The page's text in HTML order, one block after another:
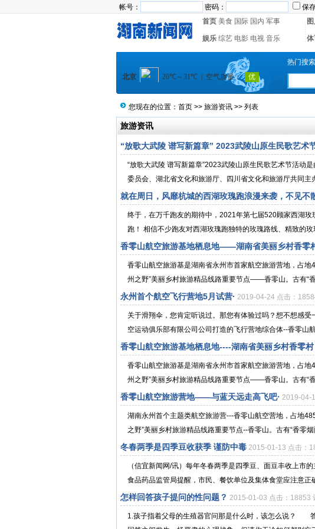
帐号： 密码： 保
首页 美食 国际 国内 军事
娱乐 综艺 电影 电视 音乐
热门搜索
您现在的位置： 首页 >> 旅游资讯 >> 列表
旅游资讯
“放歌大武陵 谱写新篇章” 2023武陵山原生民歌艺术
“放歌大武陵 谱写新篇章”2023武陵山原生民歌艺术节活动
委员会、湖北省文化和旅游厅、四川省文化和旅游厅共同主
就在周日，风靡杭城的西湖玫瑰跑浪漫来袭，不见不
终于，在万千跑友的期待中，2021年第七届520顾家西湖
跑！ 相信不少跑友对西湖玫瑰跑独特的玫瑰路线、精致的
香零山航空旅游基地栖息地——湖南省美丽乡村香零
香零山航空旅游基是湖南省永州市首家航空旅游营地，占
州之野”美丽乡村旅游精品线路重要节点——香零山。古有“
永州首个航空飞行营地5月试营· 2019-04-24 点击：
关于滑翔伞，您肯定听说过。那您有体验过吗？想不想感
空运动俱乐部有限公司公司打造的飞行营地综合体--香零山
香零山航空旅游基地栖息地----湖南省美丽乡村香零村
香零山航空旅游基是湖南省永州市首家航空旅游营地，占
州之野”美丽乡村旅游精品线路重要节点——香零山。古有“
香零山航空旅游营地——与蓝天远走高飞吧· 2019-04-
湖南永州首个主题类航空旅游营---香零山航空营地，占地
之野”美丽乡村旅游精品线路重要节点--香零山。古有“香零
冬春两季是四季豆收获季 谨防中毒 2015-01-13 点击：
（信宜新闻网/讯）每年冬春两季是四季豆、面豆丰收上市
食品药品监管局提醒，市民、餐饮单位及集体食堂应注意正
怎样回答孩子提问的性问题？ 2015-01-03 点击：18853
1.孩子指着父母的生殖器官问那是什么时，该怎么说？